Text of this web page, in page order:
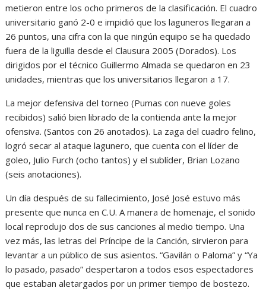
metieron entre los ocho primeros de la clasificación. El cuadro
universitario ganó 2-0 e impidió que los laguneros llegaran a
26 puntos, una cifra con la que ningún equipo se ha quedado
fuera de la liguilla desde el Clausura 2005 (Dorados). Los
dirigidos por el técnico Guillermo Almada se quedaron en 23
unidades, mientras que los universitarios llegaron a 17.
La mejor defensiva del torneo (Pumas con nueve goles
recibidos) salió bien librado de la contienda ante la mejor
ofensiva. (Santos con 26 anotados). La zaga del cuadro felino,
logró secar al ataque lagunero, que cuenta con el líder de
goleo, Julio Furch (ocho tantos) y el sublíder, Brian Lozano
(seis anotaciones).
Un día después de su fallecimiento, José José estuvo más
presente que nunca en C.U. A manera de homenaje, el sonido
local reprodujo dos de sus canciones al medio tiempo. Una
vez más, las letras del Príncipe de la Canción, sirvieron para
levantar a un público de sus asientos. “Gavilán o Paloma” y “Ya
lo pasado, pasado” despertaron a todos esos espectadores
que estaban aletargados por un primer tiempo de bostezo.